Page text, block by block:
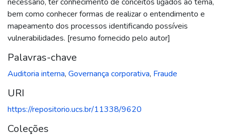
bem como conhecer formas de realizar o entendimento e
mapeamento dos processos identificando possíveis
vulnerabilidades. [resumo fornecido pelo autor]
Palavras-chave
Auditoria interna, Governança corporativa, Fraude
URI
https://repositorio.ucs.br/11338/9620
Coleções